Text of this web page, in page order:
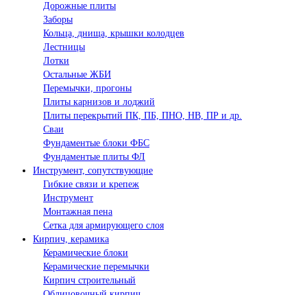
Дорожные плиты
Заборы
Кольца, днища, крышки колодцев
Лестницы
Лотки
Остальные ЖБИ
Перемычки, прогоны
Плиты карнизов и лоджий
Плиты перекрытий ПК, ПБ, ПНО, НВ, ПР и др.
Сваи
Фундаментые блоки ФБС
Фундаментые плиты ФЛ
Инструмент, сопутствующие
Гибкие связи и крепеж
Инструмент
Монтажная пена
Сетка для армирующего слоя
Кирпич, керамика
Керамические блоки
Керамические перемычки
Кирпич строительный